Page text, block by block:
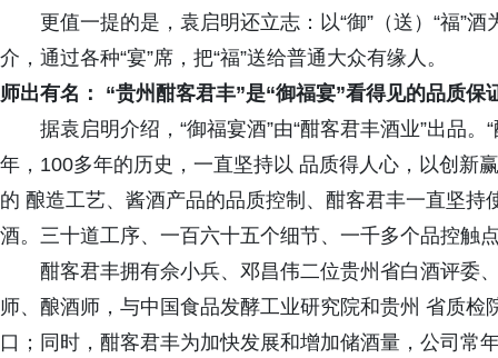
更值一提的是，袁启明还立志：以“御”（送）“福”酒
介，通过各种“宴”席，把“福”送给普通大众有缘人。
师出有名： “贵州酣客君丰”是“御福宴”看得见的品质保
据袁启明介绍，“御福宴酒”由“酣客君丰酒业”出品。
年，100多年的历史，一直坚持以 品质得人心，以创新
的 酿造工艺、酱酒产品的品质控制、酣客君丰一直坚
酒。三十道工序、一百六十五个细节、一千多个品控触
酣客君丰拥有佘小兵、邓昌伟二位贵州省白酒评委
师、酿酒师，与中国食品发酵工业研究院和贵州 省质
口；同时，酣客君丰为加快发展和增加储酒量，公司常